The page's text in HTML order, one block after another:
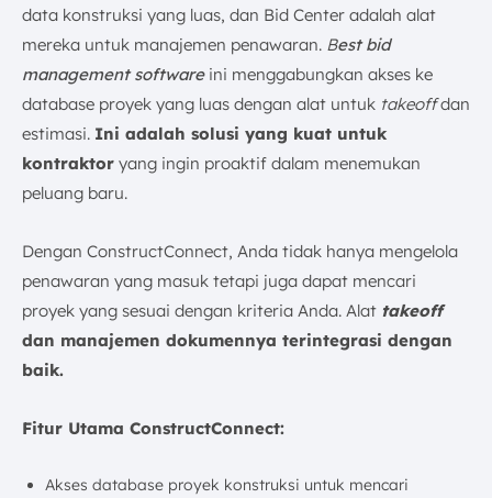
data konstruksi yang luas, dan Bid Center adalah alat
mereka untuk manajemen penawaran. Best bid
management software ini menggabungkan akses ke
database proyek yang luas dengan alat untuk takeoffdan
estimasi. Ini adalah solusi yang kuat untuk
kontraktor yang ingin proaktif dalam menemukan
peluang baru.
Dengan ConstructConnect, Anda tidak hanya mengelola
penawaran yang masuk tetapi juga dapat mencari
proyek yang sesuai dengan kriteria Anda. Alat takeoff
dan manajemen dokumennya terintegrasi dengan
baik.
Fitur Utama ConstructConnect:
Akses database proyek konstruksi untuk mencari